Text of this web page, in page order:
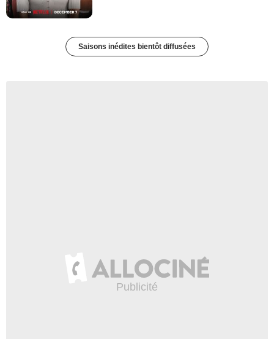
Saisons inédites bientôt diffusées